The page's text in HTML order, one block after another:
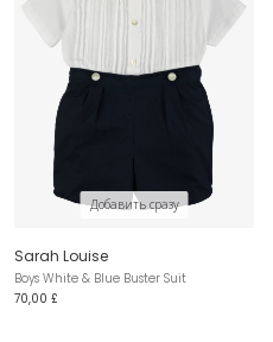
Добавить сразу
Sarah Louise
Boys White & Blue Buster Suit
70,00 £